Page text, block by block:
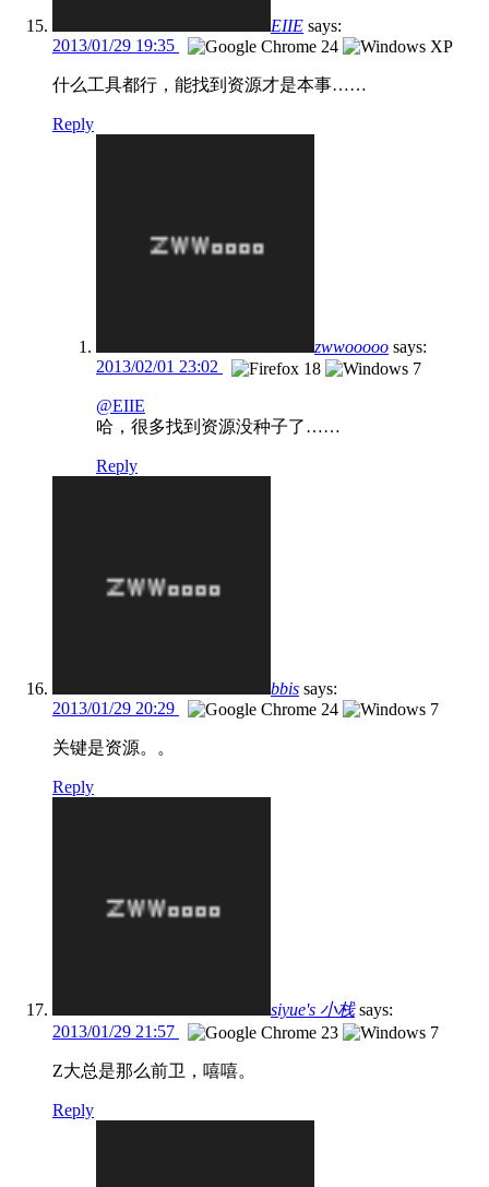
EIIE says:
2013/01/29 19:35
什么工具都行，能找到资源才是本事……
Reply
zwwooooo says:
2013/02/01 23:02
@EIIE
哈，很多找到资源没种子了……
Reply
bbis says:
2013/01/29 20:29
关键是资源。。
Reply
siyue's 小栈 says:
2013/01/29 21:57
Z大总是那么前卫，嘻嘻。
Reply